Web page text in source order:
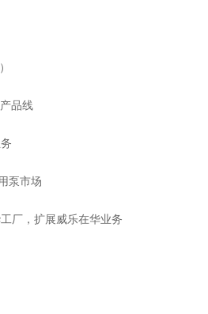
品线
泵市场
厂，扩展威乐在华业务